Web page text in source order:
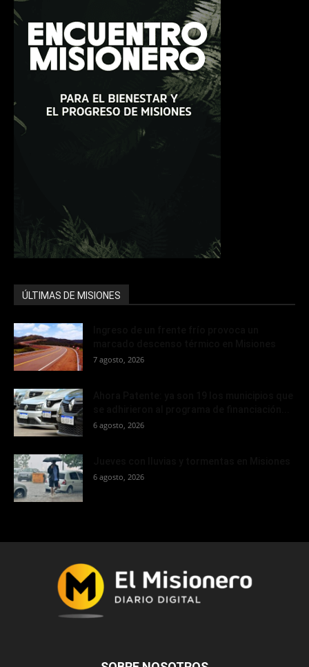
ÚLTIMAS DE MISIONES
7 agosto, 2026
6 agosto, 2026
6 agosto, 2026